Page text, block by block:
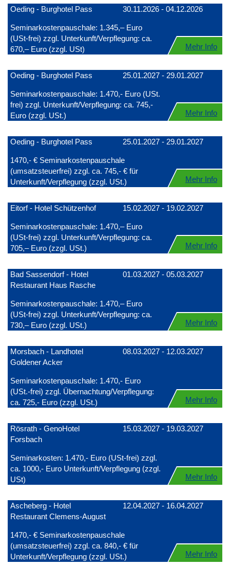
Oeding - Burghotel Pass 30.11.2026 - 04.12.2026
Seminarkostenpauschale: 1.345,– Euro
(USt-frei) zzgl. Unterkunft/Verpflegung: ca.
670,– Euro (zzgl. USt)
Mehr Info
Oeding - Burghotel Pass 25.01.2027 - 29.01.2027
Seminarkostenpauschale: 1.470,- Euro (USt.
frei) zzgl. Unterkunft/Verpflegung: ca. 745,-
Euro (zzgl. USt.)
Mehr Info
Oeding - Burghotel Pass 25.01.2027 - 29.01.2027
1470,- € Seminarkostenpauschale
(umsatzsteuerfrei) zzgl. ca. 745,- € für
Unterkunft/Verpflegung (zzgl. USt.)
Mehr Info
Eitorf - Hotel Schützenhof 15.02.2027 - 19.02.2027
Seminarkostenpauschale: 1.470,– Euro
(USt-frei) zzgl. Unterkunft/Verpflegung: ca.
705,– Euro (zzgl. USt.)
Mehr Info
Bad Sassendorf - Hotel
Restaurant Haus Rasche
01.03.2027 - 05.03.2027
Seminarkostenpauschale: 1.470,– Euro
(USt-frei) zzgl. Unterkunft/Verpflegung: ca.
730,– Euro (zzgl. USt.)
Mehr Info
Morsbach - Landhotel
Goldener Acker
08.03.2027 - 12.03.2027
Seminarkostenpauschale: 1.470,- Euro
(USt.-frei) zzgl. Übernachtung/Verpflegung:
ca. 725,- Euro (zzgl. USt.)
Mehr Info
Rösrath - GenoHotel
Forsbach
15.03.2027 - 19.03.2027
Seminarkosten: 1.470,- Euro (USt-frei) zzgl.
ca. 1000,- Euro Unterkunft/Verpflegung (zzgl.
USt)
Mehr Info
Ascheberg - Hotel
Restaurant Clemens-August
12.04.2027 - 16.04.2027
1470,- € Seminarkostenpauschale
(umsatzsteuerfrei) zzgl. ca. 840,- € für
Unterkunft/Verpflegung (zzgl. USt.)
Mehr Info